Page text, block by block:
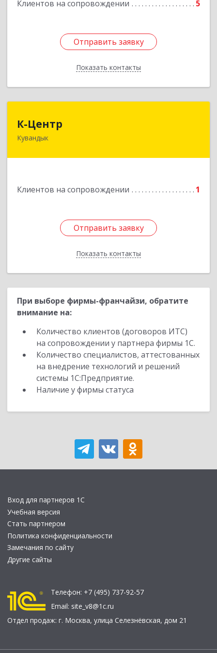
Клиентов на сопровождении 5
Отправить заявку
Показать контакты
Отправить заявку
Назад
К-Центр
Кувандык
Клиентов на сопровождении 1
Отправить заявку
Показать контакты
462243, Оренбургская обл, Кувандыкский р-н,
Отправить заявку
Назад
При выборе фирмы-франчайзи, обратите
внимание на:
Количество клиентов (договоров ИТС)
на сопровождении у партнера фирмы 1С.
Количество специалистов, аттестованных
на внедрение технологий и решений
системы 1С:Предприятие.
Наличие у фирмы статуса
Вход для партнеров 1С
Учебная версия
Стать партнером
Политика конфиденциальности
Замечания по сайту
Другие сайты
Телефон: +7 (495) 737-92-57
Email: site_v8@1c.ru
Отдел продаж: г. Москва, улица Селезнёвская, дом 21